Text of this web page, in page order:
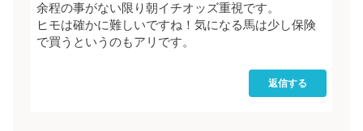
余程の事がない限り朝イチオッズ重視です。
ヒモは確かに難しいですね！気になる馬は少し保険
で買うというのもアリです。
返信する